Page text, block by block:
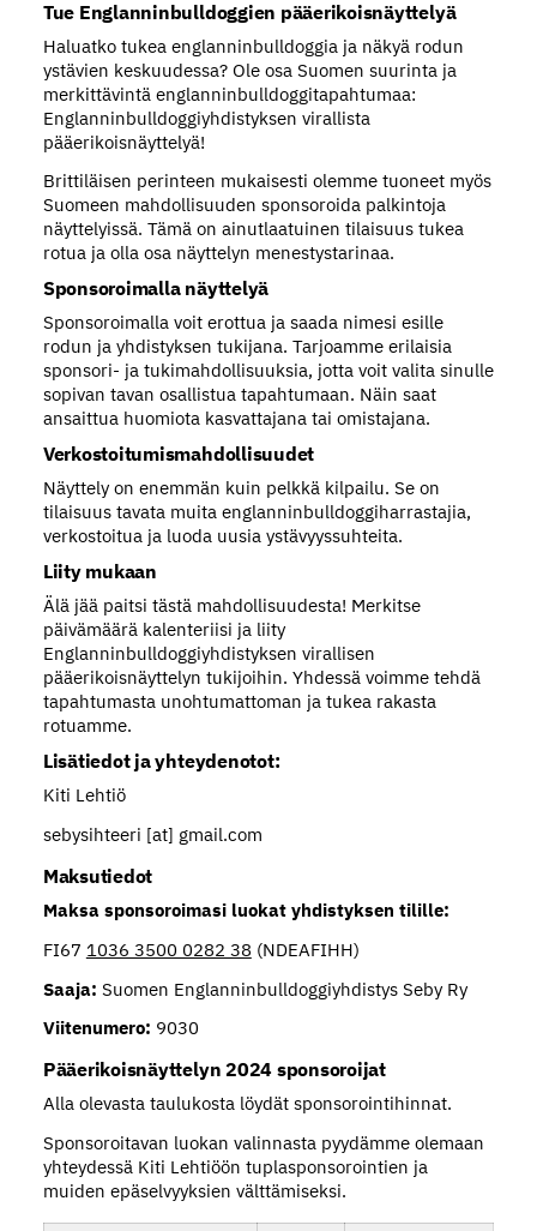
Tue Englanninbulldoggien pääerikoisnäyttelyä
Haluatko tukea englanninbulldoggia ja näkyä rodun
ystävien keskuudessa? Ole osa Suomen suurinta ja
merkittävintä englanninbulldoggitapahtumaa:
Englanninbulldoggiyhdistyksen virallista
pääerikoisnäyttelyä!
Brittiläisen perinteen mukaisesti olemme tuoneet myös
Suomeen mahdollisuuden sponsoroida palkintoja
näyttelyissä. Tämä on ainutlaatuinen tilaisuus tukea
rotua ja olla osa näyttelyn menestystarinaa.
Sponsoroimalla näyttelyä
Sponsoroimalla voit erottua ja saada nimesi esille
rodun ja yhdistyksen tukijana. Tarjoamme erilaisia
sponsori- ja tukimahdollisuuksia, jotta voit valita sinulle
sopivan tavan osallistua tapahtumaan. Näin saat
ansaittua huomiota kasvattajana tai omistajana.
Verkostoitumismahdollisuudet
Näyttely on enemmän kuin pelkkä kilpailu. Se on
tilaisuus tavata muita englanninbulldoggiharrastajia,
verkostoitua ja luoda uusia ystävyyssuhteita.
Liity mukaan
Älä jää paitsi tästä mahdollisuudesta! Merkitse
päivämäärä kalenteriisi ja liity
Englanninbulldoggiyhdistyksen virallisen
pääerikoisnäyttelyn tukijoihin. Yhdessä voimme tehdä
tapahtumasta unohtumattoman ja tukea rakasta
rotuamme.
Lisätiedot ja yhteydenotot:
Kiti Lehtiö
sebysihteeri [at] gmail.com
Maksutiedot
Maksa sponsoroimasi luokat yhdistyksen tilille:
FI67 1036 3500 0282 38 (NDEAFIHH)
Saaja: Suomen Englanninbulldoggiyhdistys Seby Ry
Viitenumero: 9030
Pääerikoisnäyttelyn 2024 sponsoroijat
Alla olevasta taulukosta löydät sponsorointihinnat.
Sponsoroitavan luokan valinnasta pyydämme olemaan
yhteydessä Kiti Lehtiöön tuplasponsorointien ja
muiden epäselvyyksien välttämiseksi.